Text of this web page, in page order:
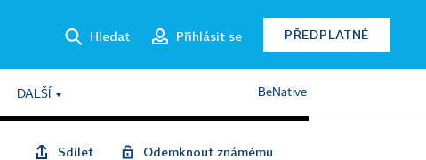
Hledat Přihlásit se PŘEDPLATNÉ
DALŠÍ BeNative
Sdílet Odemknout známému